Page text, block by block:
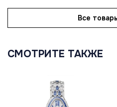
Все
СМОТРИТЕ ТАКЖЕ